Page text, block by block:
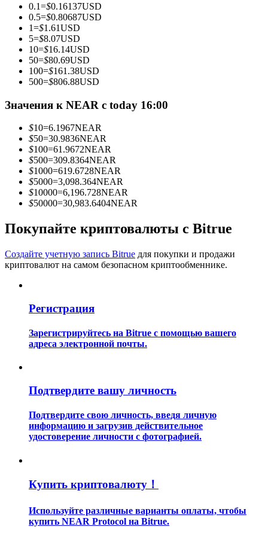
Станьте копи-трейдером
Наслаждайтесь распределением прибыли и комиссиями
за копи-трейдинг
Информация
Анализ больших данных, включая торговую информацию
и т. д.
Узнайте, как оставаться прибыльным
0.1=$0.16137USD
0.5=$0.80687USD
1=$1.61USD
5=$8.07USD
10=$16.14USD
50=$80.69USD
100=$161.38USD
500=$806.88USD
Значения к NEAR с today 16:00
$10=6.1967NEAR
$50=30.9836NEAR
$100=61.9672NEAR
$500=309.8364NEAR
$1000=619.6728NEAR
$5000=3,098.364NEAR
$10000=6,196.728NEAR
$50000=30,983.6404NEAR
Покупайте криптовалюты с Bitrue
Создайте учетную запись Bitrue для покупки и продажи
криптовалют на самом безопасном криптообменнике.
Регистрация
Зарегистрируйтесь на Bitrue с помощью вашего
адреса электронной почты.
Подтвердите вашу личность
Подтвердите свою личность, введя личную
информацию и загрузив действительное
удостоверение личности с фотографией.
Купить криптовалюту！
Используйте различные варианты оплаты, чтобы
купить NEAR Protocol на Bitrue.